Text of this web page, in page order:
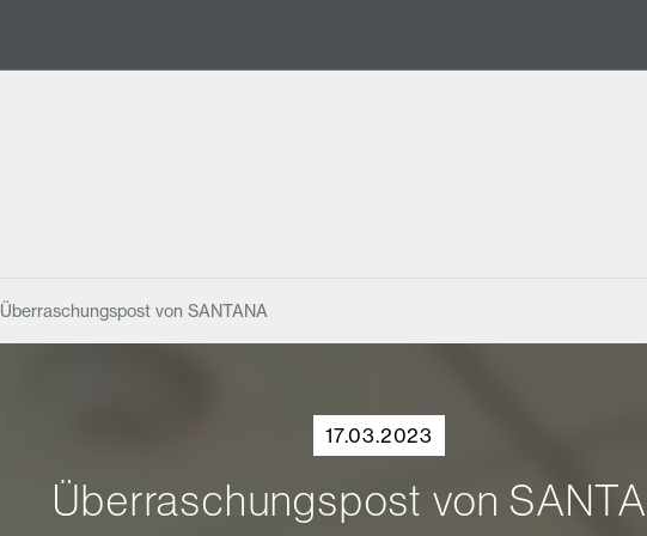
Überraschungspost von SANTANA
17.03.2023
Überraschungspost von